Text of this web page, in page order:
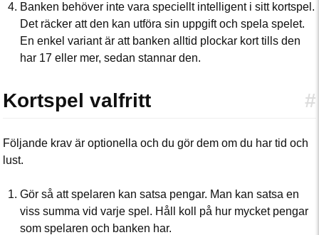
Banken behöver inte vara speciellt intelligent i sitt kortspel.
Det räcker att den kan utföra sin uppgift och spela spelet.
En enkel variant är att banken alltid plockar kort tills den
har 17 eller mer, sedan stannar den.
#
Kortspel valfritt
Följande krav är optionella och du gör dem om du har tid och
lust.
Gör så att spelaren kan satsa pengar. Man kan satsa en
viss summa vid varje spel. Håll koll på hur mycket pengar
som spelaren och banken har.